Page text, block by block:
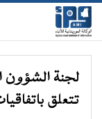
لجنة الشؤون
تتعلق